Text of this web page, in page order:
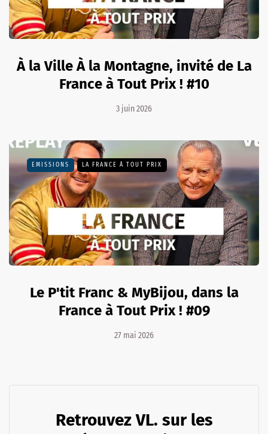
À la Ville À la Montagne, invité de La
France à Tout Prix ! #10
3 juin 2026
EMISSIONS LA FRANCE À TOUT PRIX
Le P'tit Franc & MyBijou, dans la
France à Tout Prix ! #09
27 mai 2026
Retrouvez VL. sur les